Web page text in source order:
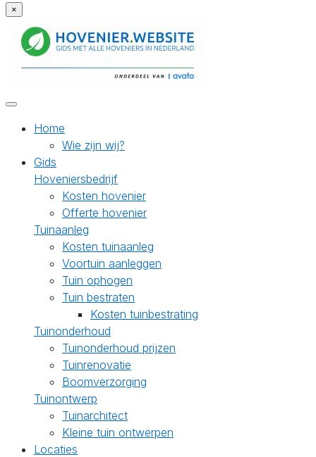
×
Home
Wie zijn wij?
Gids
Hoveniersbedrijf
Kosten hovenier
Offerte hovenier
Tuinaanleg
Kosten tuinaanleg
Voortuin aanleggen
Tuin ophogen
Tuin bestraten
Kosten tuinbestrating
Tuinonderhoud
Tuinonderhoud prijzen
Tuinrenovatie
Boomverzorging
Tuinontwerp
Tuinarchitect
Kleine tuin ontwerpen
Locaties